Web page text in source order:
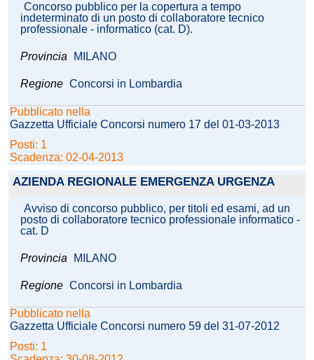
Concorso pubblico per la copertura a tempo
indeterminato di un posto di collaboratore tecnico
professionale - informatico (cat. D).
Provincia MILANO
Regione Concorsi in Lombardia
Pubblicato nella
Gazzetta Ufficiale Concorsi numero 17 del 01-03-2013
Posti: 1
Scadenza: 02-04-2013
AZIENDA REGIONALE EMERGENZA URGENZA
Avviso di concorso pubblico, per titoli ed esami, ad un
posto di collaboratore tecnico professionale informatico -
cat. D
Provincia MILANO
Regione Concorsi in Lombardia
Pubblicato nella
Gazzetta Ufficiale Concorsi numero 59 del 31-07-2012
Posti: 1